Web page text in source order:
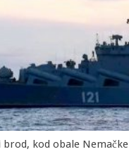
kod obale Nemačke